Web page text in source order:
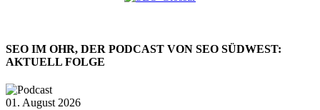
SEO IM OHR, DER PODCAST VON SEO SÜDWEST:
AKTUELL FOLGE
01. August 2026